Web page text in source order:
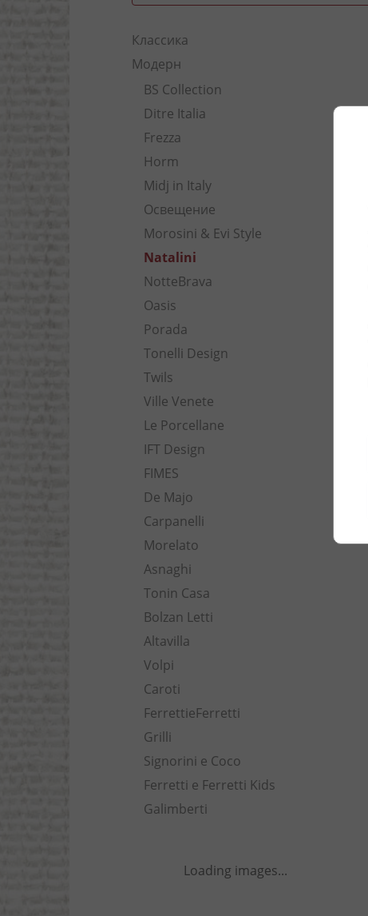
Классика
Модерн
BS Collection
Ditre Italia
Frezza
Horm
Midj in Italy
Освещение
Morosini & Evi Style
Natalini
NotteBrava
Oasis
Porada
Tonelli Design
Twils
Ville Venete
Le Porcellane
IFT Design
FIMES
De Majo
Carpanelli
Morelato
Asnaghi
Tonin Casa
Bolzan Letti
Altavilla
Volpi
Caroti
FerrettieFerretti
Grilli
Signorini e Coco
Ferretti e Ferretti Kids
Galimberti
Loading images...